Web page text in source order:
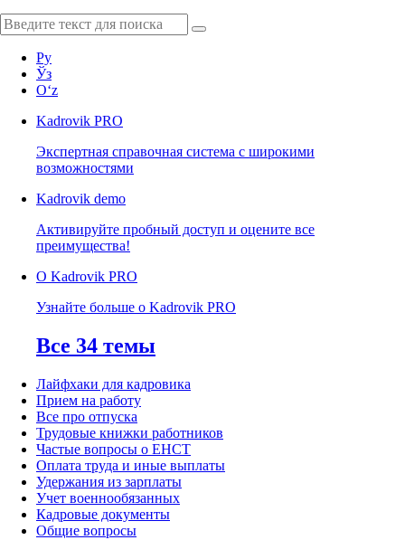
Ру
Ўз
Oʻz
Kadrovik PRO
Экспертная справочная система с широкими
возможностями
Kadrovik demo
Активируйте пробный доступ и оцените все
преимущества!
О Kadrovik PRO
Узнайте больше о Kadrovik PRO
Все 34 темы
Лайфхаки для кадровика
Прием на работу
Все про отпуска
Трудовые книжки работников
Частые вопросы о ЕНСТ
Оплата труда и иные выплаты
Удержания из зарплаты
Учет военнообязанных
Кадровые документы
Общие вопросы